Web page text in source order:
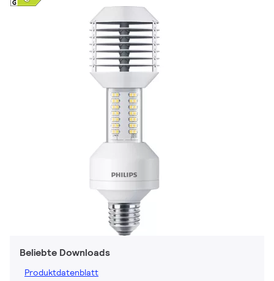
Beliebte Downloads
Produktdatenblatt